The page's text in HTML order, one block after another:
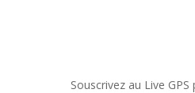
Souscrivez au Live